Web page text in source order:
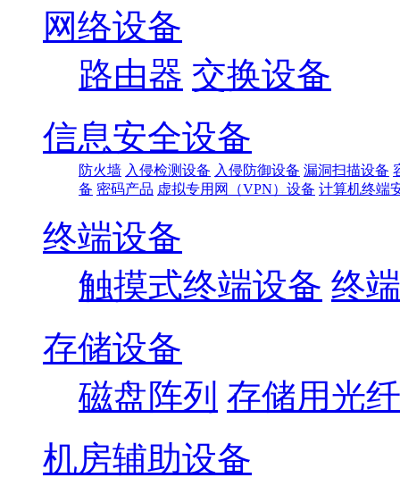
网络设备
路由器 交换设备
信息安全设备
防火墙 入侵检测设备 入侵防御设备 漏洞扫描设备
备 密码产品 虚拟专用网（VPN）设备 计算机终端
终端设备
触摸式终端设备 终
存储设备
磁盘阵列 存储用光
机房辅助设备